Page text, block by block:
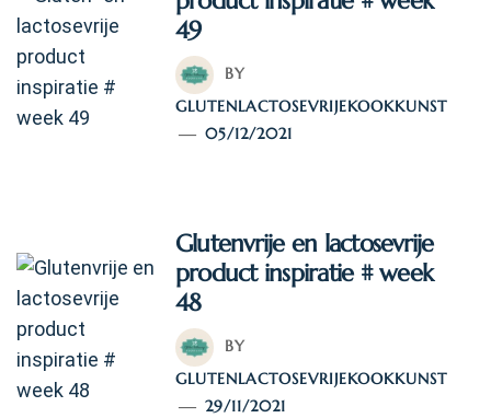
49
BY
GLUTENLACTOSEVRIJEKOOKKUNST
05/12/2021
Glutenvrije en lactosevrije
product inspiratie # week
48
BY
GLUTENLACTOSEVRIJEKOOKKUNST
29/11/2021